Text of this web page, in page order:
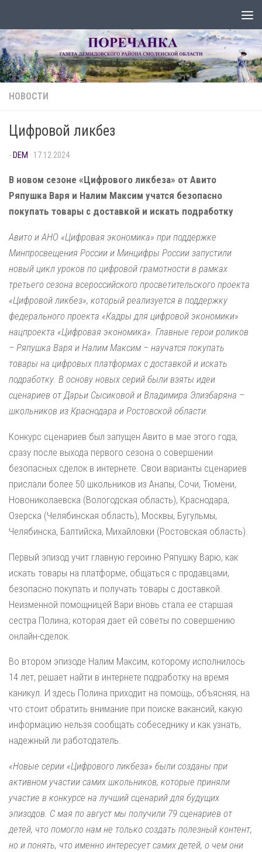
НОВОСТИ
Цифровой ликбез
-DEM · 17.12.2024
В новом сезоне «Цифрового ликбеза» от Авито
Ряпушка Варя и Налим Максим учатся безопасно
покупать товары с доставкой и искать подработку
Авито и АНО «Цифровая экономика» при поддержке
Минпросвещения России и Минцифры России запустили
новый цикл уроков по цифровой грамотности в рамках
третьего сезона всероссийского просветительского проекта
«Цифровой ликбез», который реализуется в поддержку
федерального проекта «Кадры для цифровой экономики»
нацпроекта «Цифровая экономика». Главные герои роликов
– Ряпушка Варя и Налим Максим – научатся покупать
товары на цифровых платформах с доставкой и искать
подработку. В основу новых серий были взяты идеи
сценариев от Дарьи Сысиковой и Владимира Элизбаряна –
школьников из Краснодара и Ростовской области.
Конкурс сценариев был запущен Авито в мае этого года,
сразу после выхода первого сезона о совершении
безопасных сделок в интернете. Свои варианты сценариев
прислали более 50 школьников из Анапы, Сочи, Тюмени,
Новониколаевска (Вологодская область), Краснодара,
Озерска (Челябинская область), Москвы, Бугульмы,
Челябинска, Балтийска, Михайловки (Ростовская область).
Первый эпизод учит главную героиню Ряпушку Варю, как
искать товары на платформе, общаться с продавцами,
безопасно покупать и получать товары с доставкой.
Неизменной помощницей Вари вновь стала ее старшая
сестра Полина, которая дает ей советы по совершению
онлайн-сделок.
Во втором эпизоде Налим Максим, которому исполнилось
14 лет, решает найти в интернете подработку на время
каникул. И здесь Полина приходит на помощь, объясняя, на
что стоит обратить внимание при поиске вакансий, какую
информацию нельзя сообщать собеседнику и как узнать,
надежный ли работодатель.
«Новые серии «Цифрового ликбеза» были созданы при
активном участии самих школьников, которые приняли
участие в конкурсе на лучший сценарий для будущих
эпизодов. С мая по август мы получили 79 сценариев от
детей, что помогло нам не только создать полезный контент,
но и понять, что именно интересует самих детей, о чем они